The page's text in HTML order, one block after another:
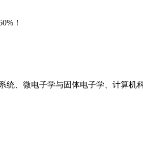
！
统、微电子学与固体电子学、计算机